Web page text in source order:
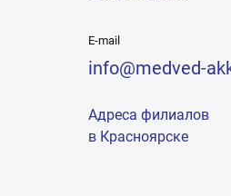
E-mail
info@medved-
Адреса филиалов
в Красноярске